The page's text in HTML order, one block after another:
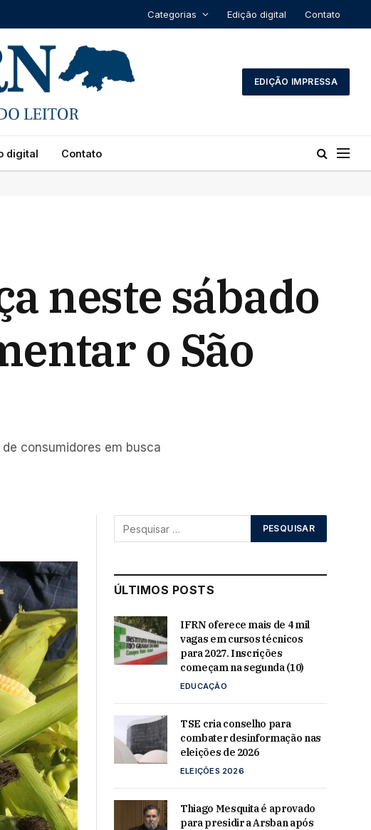
Categorias Edição digital Contato
EDIÇÃO IMPRESSA
digital Contato
neste sábado
o São
consumidores em busca
ÚLTIMOS POSTS
IFRN oferece mais de 4 mil
vagas em cursos técnicos
para 2027. Inscrições
começam na segunda (10)
EDUCAÇÃO
TSE cria conselho para
combater desinformação nas
eleições de 2026
ELEIÇÕES 2026
Thiago Mesquita é aprovado
para presidir a Arsban após